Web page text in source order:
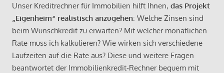
Unser Kreditrechner für Immobilien hilft Ihnen, das Projekt
„Eigenheim“ realistisch anzugehen: Welche Zinsen sind
beim Wunschkredit zu erwarten? Mit welcher monatlichen
Rate muss ich kalkulieren? Wie wirken sich verschiedene
Laufzeiten auf die Rate aus? Diese und weitere Fragen
beantwortet der Immobilienkredit-Rechner bequem mit